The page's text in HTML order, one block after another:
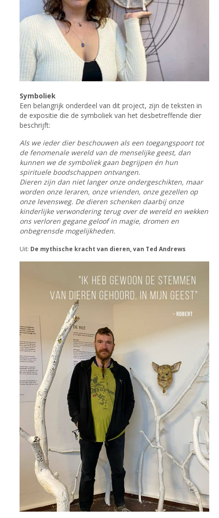
Symboliek
Een belangrijk onderdeel van dit project, zijn de teksten in
de expositie die de symboliek van het desbetreffende dier
beschrijft:
​Als we ieder dier beschouwen als een toegangspoort tot
de fenomenale wereld van de menselijke geest, dan
kunnen we de symboliek gaan begrijpen én hun
spirituele boodschappen ontvangen.
Dieren zijn dan niet langer onze ondergeschikten, maar
worden onze leraren, onze vrienden, onze gezellen op
onze levensweg. De dieren schenken daarbij onze
kinderlijke verwondering terug over de wereld en wekken
ons verloren gegane geloof in magie, dromen en
onbegrensde mogelijkheden.
Uit: De mythische kracht van dieren, van Ted Andrews